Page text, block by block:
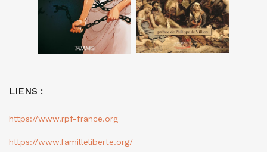
LIENS :
https://www.rpf-france.org
https://www.familleliberte.org/